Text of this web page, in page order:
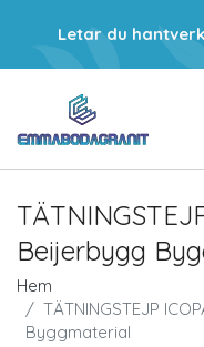
Letar du
Beijerbygg
Hem
TÄTNINGSTEJP
Byggmaterial